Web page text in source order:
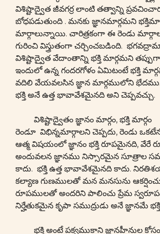
విశిష్టాద్వైత జీవగర్ర లాంటి తత్వాన్ని
బోధపడుతుంది . మనకు జ్ఞానమార్గమని
మార్గాలున్నాయి. చారిత్రకంగా ఈ రెండు
గురించి విస్త్రుతంగా చర్చించబడింది.
విశిష్టాద్వైత వేదాంతాన్ని భక్తి మార్గమని
ఇందులో ఉన్న గందరగోళం ఏమిటంటే భక్తి
వదిలి వేయవలసిన జ్ఞాన మార్గములోని భేదము.
భక్తి అనే ఉత్త భావావేశమైనది అని చెప్పవచ్చు.
విశిష్టాద్వైతం జ్ఞానం మార్గం, భక్తి మార్గం
రెండూ విభిన్నమార్గాలని చెప్పదు, రెండు
ఆత్మ విషయంలో జ్ఞానం భక్తి రూపమైనది, వేరే
అందువలన జ్ఞానము నిస్సారమైన సూత్రాల
కాదు. భక్తి ఉత్త భావావేశమైనది కాదు.
కల్యాణ గుణములతో మన మనసును
రూపములతో అందరిని పాలించు ప్రేమ
నిర్హేతుకమైన కృపా సముద్రుడు అనే జ్ఞానమే
భక్తి అంటే పక్వముకాని జ్ఞానహీనుల